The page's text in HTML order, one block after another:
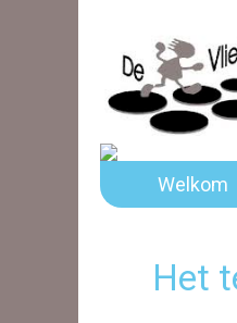
Welkom
Het